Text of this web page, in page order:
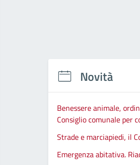
Novità
Benessere animale,
Consiglio comunale per
Strade e marciapiedi, il
Emergenza abitativa.